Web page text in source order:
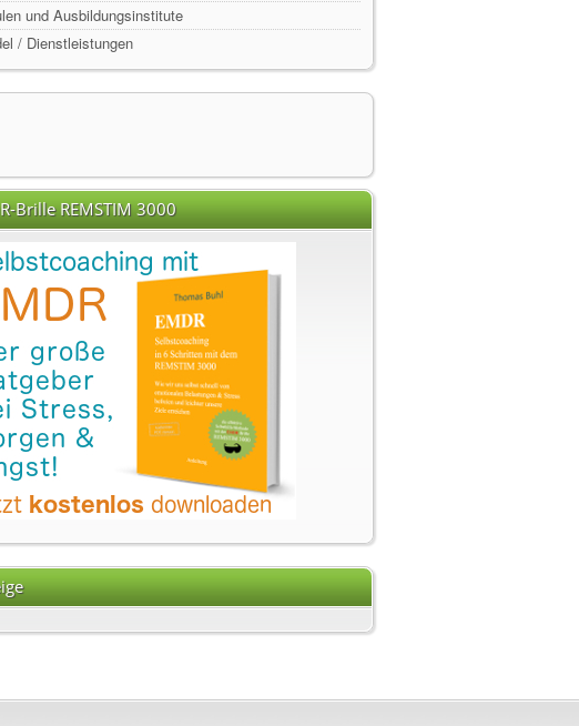
und Ausbildungsinstitute
/ Dienstleistungen
Brille REMSTIM 3000